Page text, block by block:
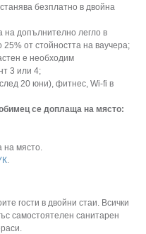
безплатно в двойна
на допълнително легло в
от стойността на ваучера;
е необходим
3 или 4;
20 юни), фитнес, Wi-fi в
се доплаща на място:
на място.
.
гости в двойни стаи. Всички
самостоятелен санитарен